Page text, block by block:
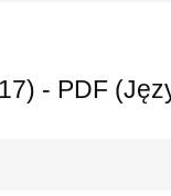
- PDF